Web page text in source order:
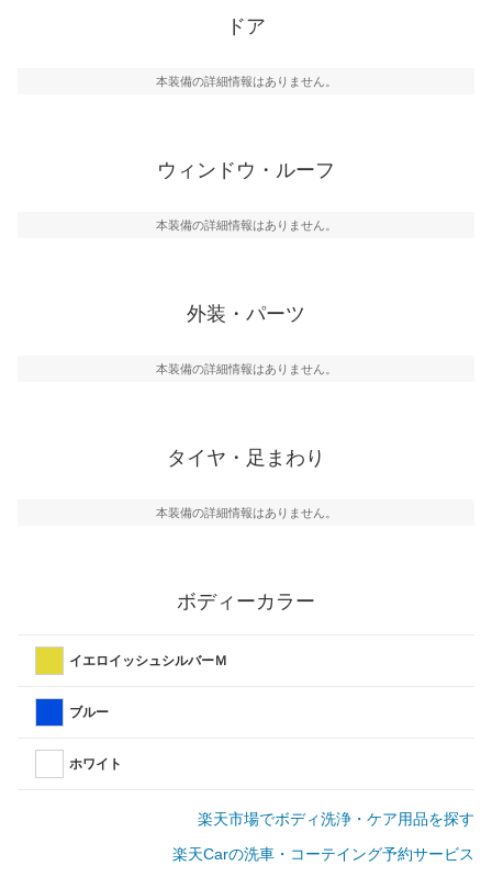
ドア
本装備の詳細情報はありません。
ウィンドウ・ルーフ
本装備の詳細情報はありません。
外装・パーツ
本装備の詳細情報はありません。
タイヤ・足まわり
本装備の詳細情報はありません。
ボディーカラー
イエロイッシュシルバーＭ
ブルー
ホワイト
楽天市場でボディ洗浄・ケア用品を探す
楽天Carの洗車・コーテイング予約サービス